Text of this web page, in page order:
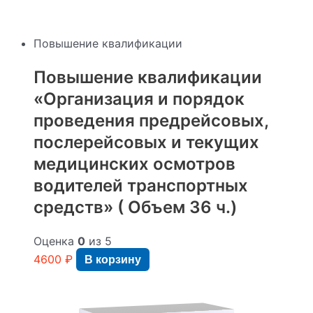
Повышение квалификации
Повышение квалификации
«Организация и порядок
проведения предрейсовых,
послерейсовых и текущих
медицинских осмотров
водителей транспортных
средств» ( Объем 36 ч.)
Оценка 0 из 5
4600 ₽ В корзину